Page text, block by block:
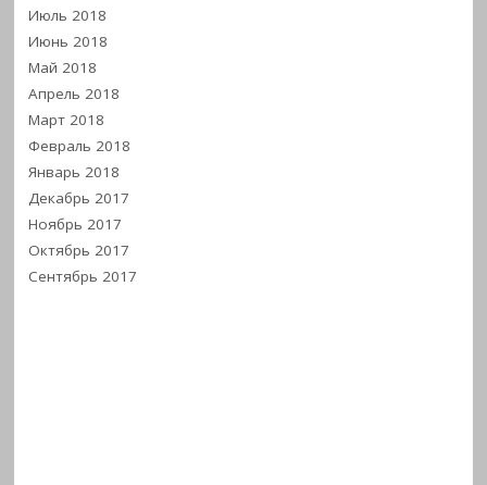
Июль 2018
Июнь 2018
Май 2018
Апрель 2018
Март 2018
Февраль 2018
Январь 2018
Декабрь 2017
Ноябрь 2017
Октябрь 2017
Сентябрь 2017